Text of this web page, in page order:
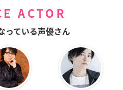
ACTOR
っている声優さん